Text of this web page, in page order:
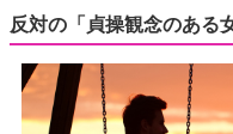
反対の「貞操観念のある